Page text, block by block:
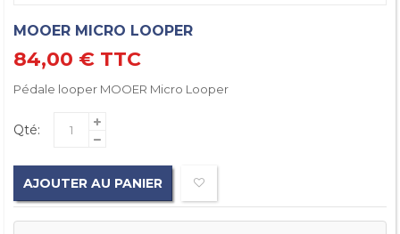
MOOER MICRO LOOPER
84,00 € TTC
Pédale looper MOOER Micro Looper
Qté:
AJOUTER AU PANIER